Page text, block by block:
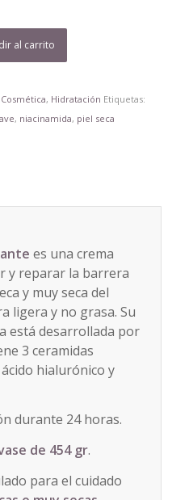
al carrito
Cosmética, Hidratación Etiquetas:
, niacinamida, piel seca
es una crema
y reparar la barrera
y muy seca del
ligera y no grasa. Su
está desarrollada por
3 ceramidas
hialurónico y
durante 24 horas.
de 454 gr.
para el cuidado